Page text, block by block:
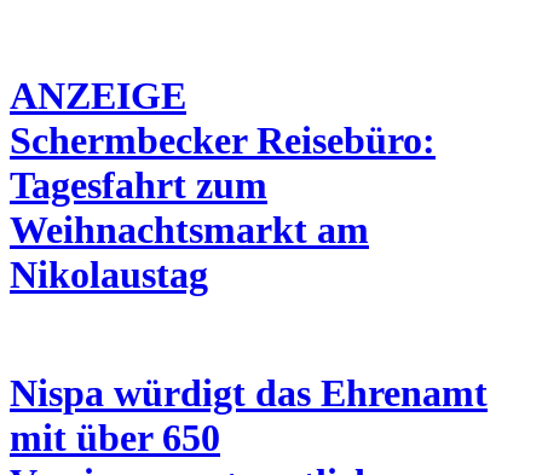
ANZEIGE
Schermbecker Reisebüro:
Tagesfahrt zum
Weihnachtsmarkt am
Nikolaustag
Nispa würdigt das Ehrenamt
mit über 650